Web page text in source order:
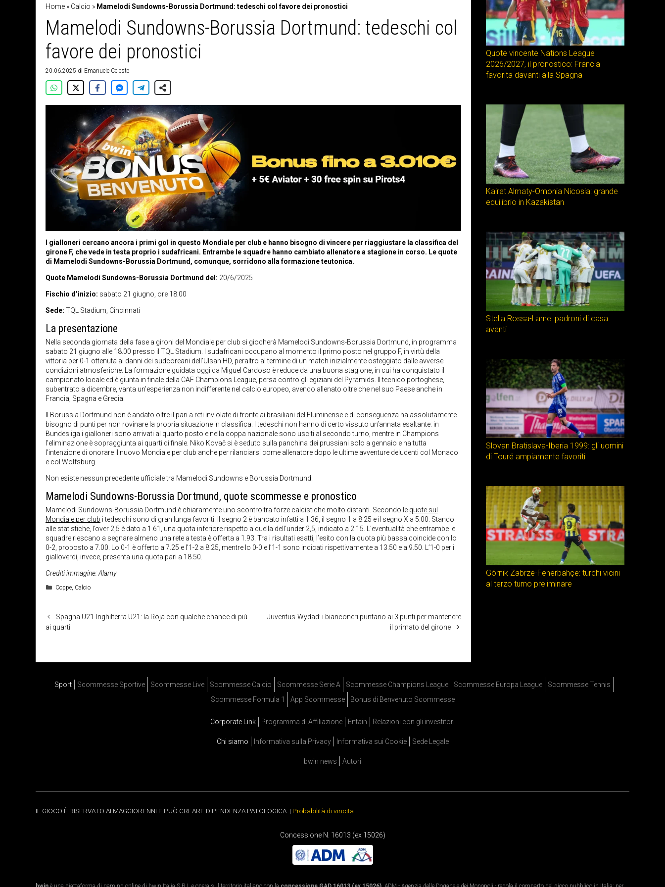
Home » Calcio » Mamelodi Sundowns-Borussia Dortmund: tedeschi col favore dei pronostici
Mamelodi Sundowns-Borussia Dortmund: tedeschi col
favore dei pronostici
20.06.2025 di Emanuele Celeste
I gialloneri cercano ancora i primi gol in questo Mondiale per club e hanno bisogno di vincere per riaggiustare la classifica del
girone F, che vede in testa proprio i sudafricani. Entrambe le squadre hanno cambiato allenatore a stagione in corso. Le quote
di Mamelodi Sundowns-Borussia Dortmund, comunque, sorridono alla formazione teutonica.
Quote Mamelodi Sundowns-Borussia Dortmund del: 20/6/2025
Fischio d’inizio: sabato 21 giugno, ore 18.00
Sede: TQL Stadium, Cincinnati
La presentazione
Nella seconda giornata della fase a gironi del Mondiale per club si giocherà Mamelodi Sundowns-Borussia Dortmund, in programma
sabato 21 giugno alle 18.00 presso il TQL Stadium. I sudafricani occupano al momento il primo posto nel gruppo F, in virtù della
vittoria per 0-1 ottenuta ai danni dei sudcoreani dell’Ulsan HD, peraltro al termine di un match inizialmente osteggiato dalle avverse
condizioni atmosferiche. La formazione guidata oggi da Miguel Cardoso è reduce da una buona stagione, in cui ha conquistato il
campionato locale ed è giunta in finale della CAF Champions League, persa contro gli egiziani del Pyramids. Il tecnico portoghese,
subentrato a dicembre, vanta un’esperienza non indifferente nel calcio europeo, avendo allenato oltre che nel suo Paese anche in
Francia, Spagna e Grecia.
Il Borussia Dortmund non è andato oltre il pari a reti inviolate di fronte ai brasiliani del Fluminense e di conseguenza ha assolutamente
bisogno di punti per non rovinare la propria situazione in classifica. I tedeschi non hanno di certo vissuto un’annata esaltante: in
Bundesliga i gialloneri sono arrivati al quarto posto e nella coppa nazionale sono usciti al secondo turno, mentre in Champions
l’eliminazione è sopraggiunta ai quarti di finale. Niko Kovač si è seduto sulla panchina dei prussiani solo a gennaio e ha tutta
l’intenzione di onorare il nuovo Mondiale per club anche per rilanciarsi come allenatore dopo le ultime avventure deludenti col Monaco
e col Wolfsburg.
Non esiste nessun precedente ufficiale tra Mamelodi Sundowns e Borussia Dortmund.
Mamelodi Sundowns-Borussia Dortmund, quote scommesse e pronostico
Mamelodi Sundowns-Borussia Dortmund è chiaramente uno scontro tra forze calcistiche molto distanti. Secondo le quote sul
Mondiale per club i tedeschi sono di gran lunga favoriti. Il segno 2 è bancato infatti a 1.36, il segno 1 a 8.25 e il segno X a 5.00. Stando
alle statistiche, l’over 2,5 è dato a 1.61, una quota inferiore rispetto a quella dell’under 2,5, indicato a 2.15. L’eventualità che entrambe le
squadre riescano a segnare almeno una rete a testa è offerta a 1.93. Tra i risultati esatti, l’esito con la quota più bassa coincide con lo
0-2, proposto a 7.00. Lo 0-1 è offerto a 7.25 e l’1-2 a 8.25, mentre lo 0-0 e l’1-1 sono indicati rispettivamente a 13.50 e a 9.50. L’1-0 per i
gialloverdi, invece, presenta una quota pari a 18.50.
Crediti immagine: Alamy
Categorie
Coppe, Calcio
Spagna U21-Inghilterra U21: la Roja con qualche chance di più
ai quarti
Juventus-Wydad: i bianconeri puntano ai 3 punti per mantenere
il primato del girone
Quote vincente Nations League
2026/2027, il pronostico: Francia
favorita davanti alla Spagna
Kairat Almaty-Omonia Nicosia: grande
equilibrio in Kazakistan
Stella Rossa-Larne: padroni di casa
avanti
Slovan Bratislava-Iberia 1999: gli uomini
di Touré ampiamente favoriti
Górnik Zabrze-Fenerbahçe: turchi vicini
al terzo turno preliminare
Sport Scommesse Sportive Scommesse Live Scommesse Calcio Scommesse Serie A Scommesse Champions League Scommesse Europa League
Scommesse Tennis
Scommesse Formula 1
App Scommesse Bonus di Benvenuto Scommesse
Corporate Link Programma di Affiliazione Entain Relazioni con gli investitori
Chi siamo Informativa sulla Privacy Informativa sui Cookie Sede Legale
bwin news Autori
IL GIOCO È RISERVATO AI MAGGIORENNI E PUÒ CREARE DIPENDENZA PATOLOGICA. | Probabilità di vincita
Concessione N. 16013 (ex 15026)